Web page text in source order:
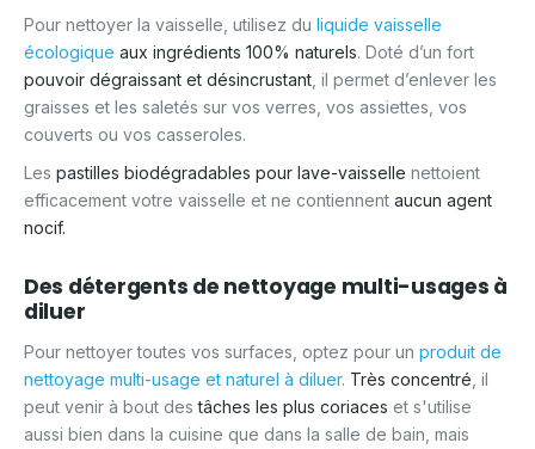
Pour nettoyer la vaisselle, utilisez du liquide vaisselle
écologique aux ingrédients 100% naturels. Doté d’un fort
pouvoir dégraissant et désincrustant , il permet d’enlever les
graisses et les saletés sur vos verres, vos assiettes, vos
couverts ou vos casseroles.
Les pastilles biodégradables pour lave-vaisselle nettoient
efficacement votre vaisselle et ne contiennent aucun agent
nocif.
Des détergents de nettoyage multi-usages à
diluer
Pour nettoyer toutes vos surfaces, optez pour un produit de
nettoyage multi-usage et naturel à diluer. Très concentré , il
peut venir à bout destâches les plus coriaces et s'utilise
aussi bien dans la cuisine que dans la salle de bain, mais